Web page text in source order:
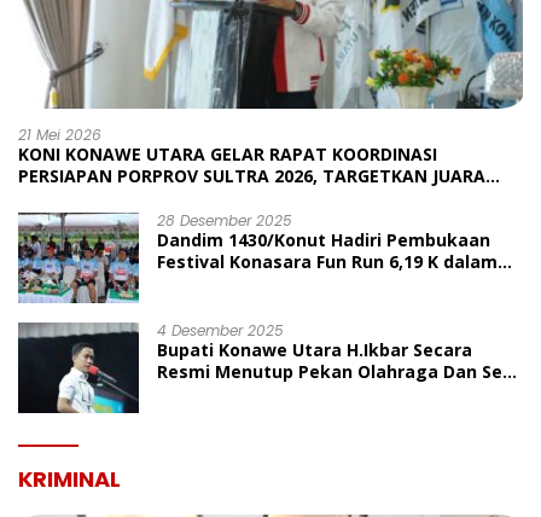
21 Mei 2026
KONI KONAWE UTARA GELAR RAPAT KOORDINASI
PERSIAPAN PORPROV SULTRA 2026, TARGETKAN JUARA
28 Desember 2025
Dandim 1430/Konut Hadiri Pembukaan
Festival Konasara Fun Run 6,19 K dalam
4 Desember 2025
Bupati Konawe Utara H.Ikbar Secara
Resmi Menutup Pekan Olahraga Dan Seni
KRIMINAL